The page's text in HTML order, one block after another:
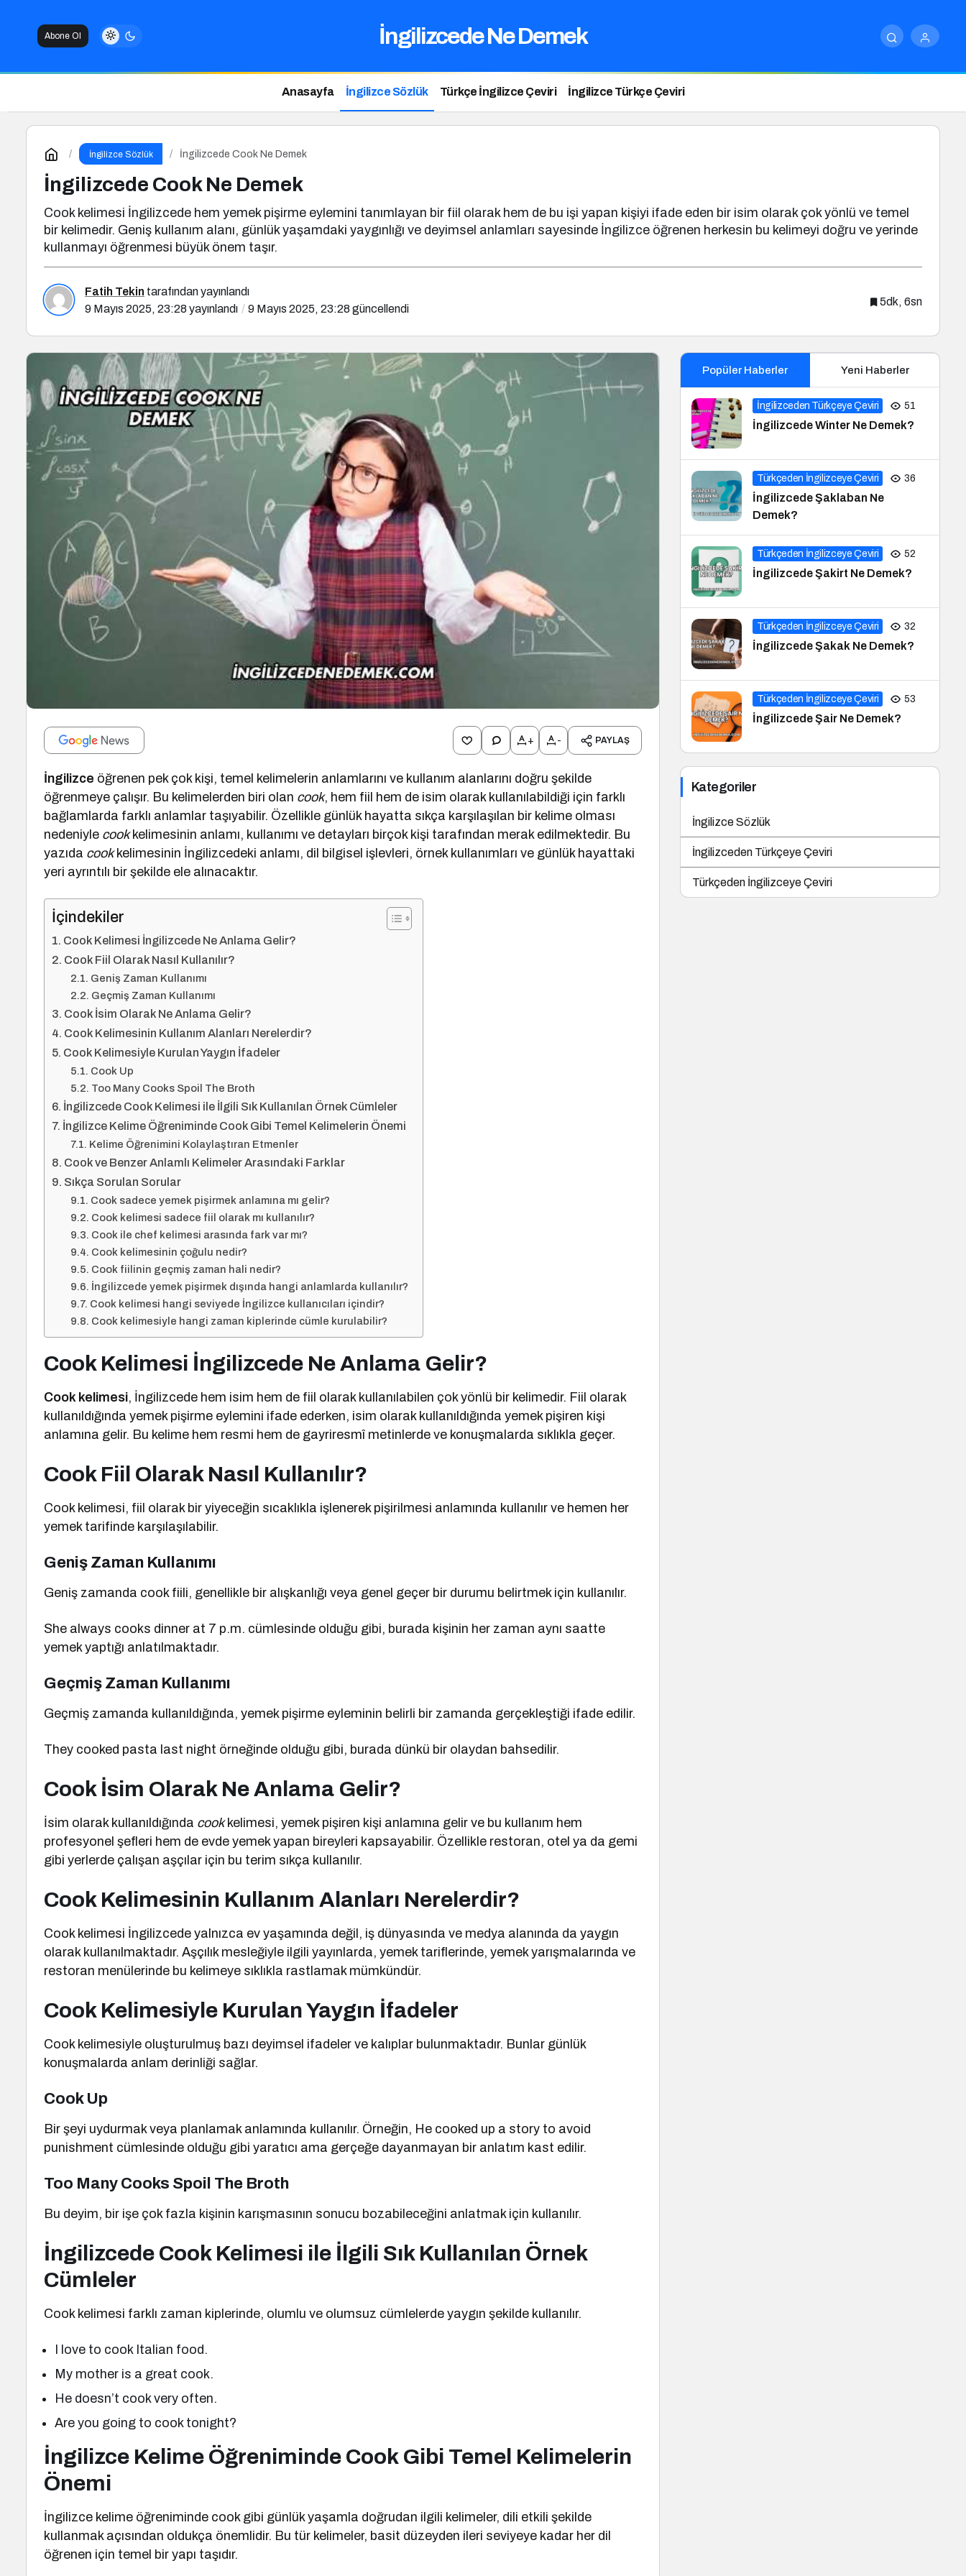
Abone Ol İngilizcede Ne Demek
Anasayfa İngilizce Sözlük Türkçe İngilizce Çeviri İngilizce Türkçe Çeviri
İngilizce Sözlük İngilizcede Cook Ne Demek
İngilizcede Cook Ne Demek
Cook kelimesi İngilizcede hem yemek pişirme eylemini tanımlayan bir fiil olarak hem de bu işi yapan kişiyi ifade eden bir isim olarak çok yönlü ve temel
bir kelimedir. Geniş kullanım alanı, günlük yaşamdaki yaygınlığı ve deyimsel anlamları sayesinde İngilizce öğrenen herkesin bu kelimeyi doğru ve yerinde
kullanmayı öğrenmesi büyük önem taşır.
Fatih Tekin tarafından yayınlandı
9 Mayıs 2025, 23:28 yayınlandı 9 Mayıs 2025, 23:28 güncellendi
5dk, 6sn
+ - PAYLAŞ
İngilizce öğrenen pek çok kişi, temel kelimelerin anlamlarını ve kullanım alanlarını doğru şekilde
öğrenmeye çalışır. Bu kelimelerden biri olan cook, hem fiil hem de isim olarak kullanılabildiği için farklı
bağlamlarda farklı anlamlar taşıyabilir. Özellikle günlük hayatta sıkça karşılaşılan bir kelime olması
nedeniyle cookkelimesinin anlamı, kullanımı ve detayları birçok kişi tarafından merak edilmektedir. Bu
yazıda cookkelimesinin İngilizcedeki anlamı, dil bilgisel işlevleri, örnek kullanımları ve günlük hayattaki
yeri ayrıntılı bir şekilde ele alınacaktır.
İçindekiler
Cook Kelimesi İngilizcede Ne Anlama Gelir?
Cook Fiil Olarak Nasıl Kullanılır?
Geniş Zaman Kullanımı
Geçmiş Zaman Kullanımı
Cook İsim Olarak Ne Anlama Gelir?
Cook Kelimesinin Kullanım Alanları Nerelerdir?
Cook Kelimesiyle Kurulan Yaygın İfadeler
Cook Up
Too Many Cooks Spoil The Broth
İngilizcede Cook Kelimesi ile İlgili Sık Kullanılan Örnek Cümleler
İngilizce Kelime Öğreniminde Cook Gibi Temel Kelimelerin Önemi
Kelime Öğrenimini Kolaylaştıran Etmenler
Cook ve Benzer Anlamlı Kelimeler Arasındaki Farklar
Sıkça Sorulan Sorular
Cook sadece yemek pişirmek anlamına mı gelir?
Cook kelimesi sadece fiil olarak mı kullanılır?
Cook ile chef kelimesi arasında fark var mı?
Cook kelimesinin çoğulu nedir?
Cook fiilinin geçmiş zaman hali nedir?
İngilizcede yemek pişirmek dışında hangi anlamlarda kullanılır?
Cook kelimesi hangi seviyede İngilizce kullanıcıları içindir?
Cook kelimesiyle hangi zaman kiplerinde cümle kurulabilir?
Cook Kelimesi İngilizcede Ne Anlama Gelir?
Cook kelimesi, İngilizcede hem isim hem de fiil olarak kullanılabilen çok yönlü bir kelimedir. Fiil olarak
kullanıldığında yemek pişirme eylemini ifade ederken, isim olarak kullanıldığında yemek pişiren kişi
anlamına gelir. Bu kelime hem resmi hem de gayriresmî metinlerde ve konuşmalarda sıklıkla geçer.
Cook Fiil Olarak Nasıl Kullanılır?
Cook kelimesi, fiil olarak bir yiyeceğin sıcaklıkla işlenerek pişirilmesi anlamında kullanılır ve hemen her
yemek tarifinde karşılaşılabilir.
Geniş Zaman Kullanımı
Geniş zamanda cook fiili, genellikle bir alışkanlığı veya genel geçer bir durumu belirtmek için kullanılır.
She always cooks dinner at 7 p.m. cümlesinde olduğu gibi, burada kişinin her zaman aynı saatte
yemek yaptığı anlatılmaktadır.
Geçmiş Zaman Kullanımı
Geçmiş zamanda kullanıldığında, yemek pişirme eyleminin belirli bir zamanda gerçekleştiği ifade edilir.
They cooked pasta last night örneğinde olduğu gibi, burada dünkü bir olaydan bahsedilir.
Cook İsim Olarak Ne Anlama Gelir?
İsim olarak kullanıldığında cookkelimesi, yemek pişiren kişi anlamına gelir ve bu kullanım hem
profesyonel şefleri hem de evde yemek yapan bireyleri kapsayabilir. Özellikle restoran, otel ya da gemi
gibi yerlerde çalışan aşçılar için bu terim sıkça kullanılır.
Cook Kelimesinin Kullanım Alanları Nerelerdir?
Cook kelimesi İngilizcede yalnızca ev yaşamında değil, iş dünyasında ve medya alanında da yaygın
olarak kullanılmaktadır. Aşçılık mesleğiyle ilgili yayınlarda, yemek tariflerinde, yemek yarışmalarında ve
restoran menülerinde bu kelimeye sıklıkla rastlamak mümkündür.
Cook Kelimesiyle Kurulan Yaygın İfadeler
Cook kelimesiyle oluşturulmuş bazı deyimsel ifadeler ve kalıplar bulunmaktadır. Bunlar günlük
konuşmalarda anlam derinliği sağlar.
Cook Up
Bir şeyi uydurmak veya planlamak anlamında kullanılır. Örneğin, He cooked up a story to avoid
punishment cümlesinde olduğu gibi yaratıcı ama gerçeğe dayanmayan bir anlatım kast edilir.
Too Many Cooks Spoil The Broth
Bu deyim, bir işe çok fazla kişinin karışmasının sonucu bozabileceğini anlatmak için kullanılır.
İngilizcede Cook Kelimesi ile İlgili Sık Kullanılan Örnek
Cümleler
Cook kelimesi farklı zaman kiplerinde, olumlu ve olumsuz cümlelerde yaygın şekilde kullanılır.
I love to cook Italian food.
My mother is a great cook.
He doesn’t cook very often.
Are you going to cook tonight?
İngilizce Kelime Öğreniminde Cook Gibi Temel Kelimelerin
Önemi
İngilizce kelime öğreniminde cook gibi günlük yaşamla doğrudan ilgili kelimeler, dili etkili şekilde
kullanmak açısından oldukça önemlidir. Bu tür kelimeler, basit düzeyden ileri seviyeye kadar her dil
öğrenen için temel bir yapı taşıdır.
Popüler Haberler Yeni Haberler
İngilizceden Türkçeye Çeviri 51
İngilizcede Winter Ne Demek?
Türkçeden İngilizceye Çeviri 36
İngilizcede Şaklaban Ne
Demek?
Türkçeden İngilizceye Çeviri 52
İngilizcede Şakirt Ne Demek?
Türkçeden İngilizceye Çeviri 32
İngilizcede Şakak Ne Demek?
Türkçeden İngilizceye Çeviri 53
İngilizcede Şair Ne Demek?
Kategoriler
İngilizce Sözlük
İngilizceden Türkçeye Çeviri
Türkçeden İngilizceye Çeviri